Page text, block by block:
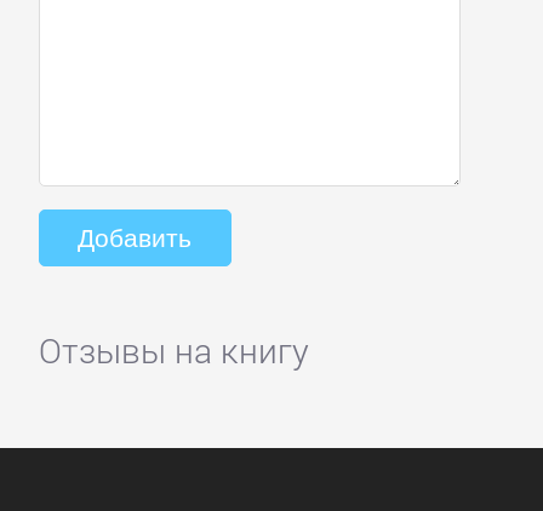
Отзывы на книгу